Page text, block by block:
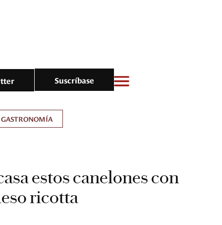
Suscríbase
GASTRONOMÍA
estos canelones con
ricotta